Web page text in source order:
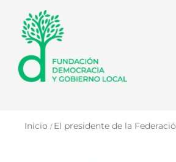
contenido
Inicio El presidente de la